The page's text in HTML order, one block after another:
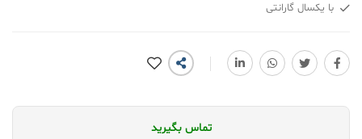
با یکسال گارانتی
تماس بگیرید